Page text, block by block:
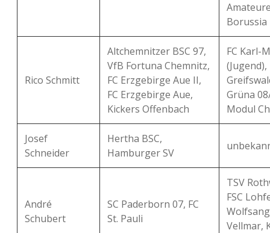
Rico Schmitt
Altchemnitzer BSC 97,
VfB Fortuna Chemnitz,
FC Erzgebirge Aue II,
FC Erzgebirge Aue,
Kickers Offenbach
FC Karl-
(Jugend),
Grüna
Modul
Josef
Schneider
Hertha BSC,
Hamburger SV
André
Schubert
SC Paderborn 07, FC
St. Pauli
TSV
FSC
Vellmar,